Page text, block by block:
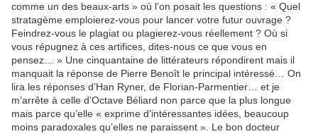
comme un des beaux-arts » où l’on posait les questions : « Quel
stratagème emploierez-vous pour lancer votre futur ouvrage ?
Feindrez-vous le plagiat ou plagierez-vous réellement ? Où si
vous répugnez à ces artifices, dites-nous ce que vous en
pensez… » Une cinquantaine de littérateurs répondirent mais il
manquait la réponse de Pierre Benoît le principal intéressé… On
lira les réponses d’Han Ryner, de Florian-Parmentier… et je
m’arrête à celle d’Octave Béliard non parce que la plus longue
mais parce qu’elle « exprime d’intéressantes idées, beaucoup
moins paradoxales qu’elles ne paraissent ». Le bon docteur